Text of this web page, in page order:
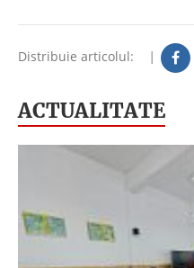
Distribuie articolul: |
ACTUALITATE